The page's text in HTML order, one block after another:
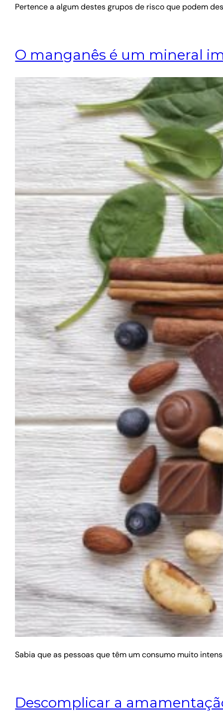
Pertence a algum destes grupos de risco que podem
O manganês é um mineral
Sabia que as pessoas que têm um consumo muito
Descomplicar a